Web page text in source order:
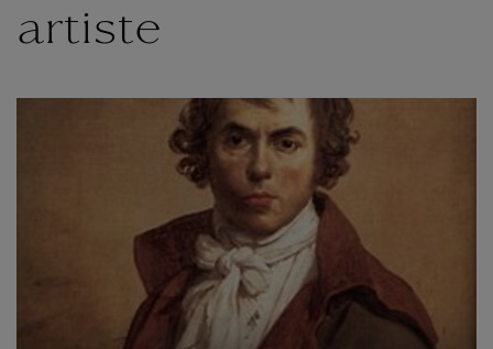
artiste